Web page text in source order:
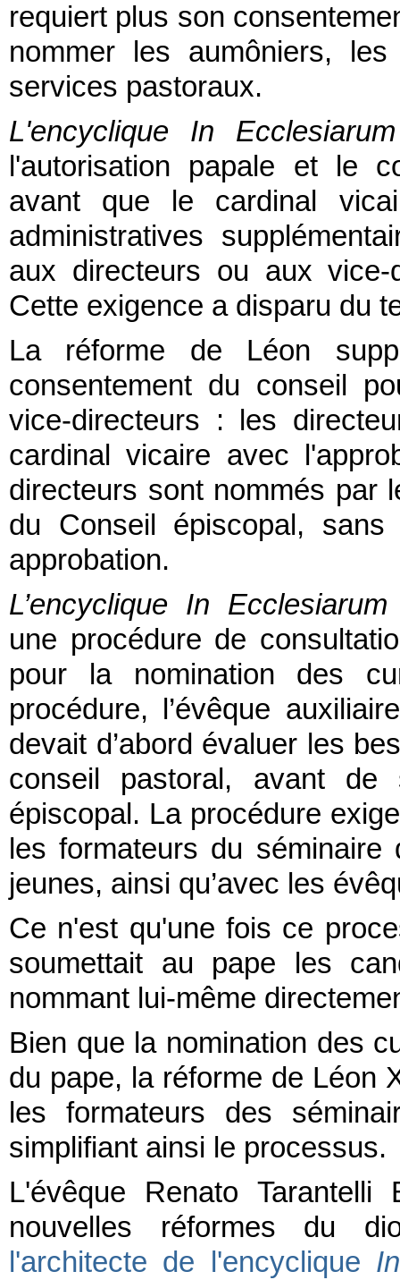
requiert plus son
nommer les aumôniers,
services pastoraux.
L'encyclique In
l'autorisation papale et le
avant que le cardinal
administratives
aux directeurs ou aux vice-
Cette exigence a disparu du
La réforme de Léon
consentement du conseil
vice-directeurs : les
cardinal vicaire avec
directeurs sont nommés par
du Conseil épiscopal,
approbation.
L’encyclique In
une procédure de
pour la nomination des
procédure, l’évêque
devait d’abord évaluer les
conseil pastoral, avant de
épiscopal. La procédure
les formateurs du
jeunes, ainsi qu’avec les
Ce n'est qu'une fois ce
soumettait au pape les
nommant lui-même
Bien que la nomination des
du pape, la réforme de Léon
les formateurs des
simplifiant ainsi le processus.
L'évêque Renato
nouvelles réformes du
l'architecte de l'encyclique